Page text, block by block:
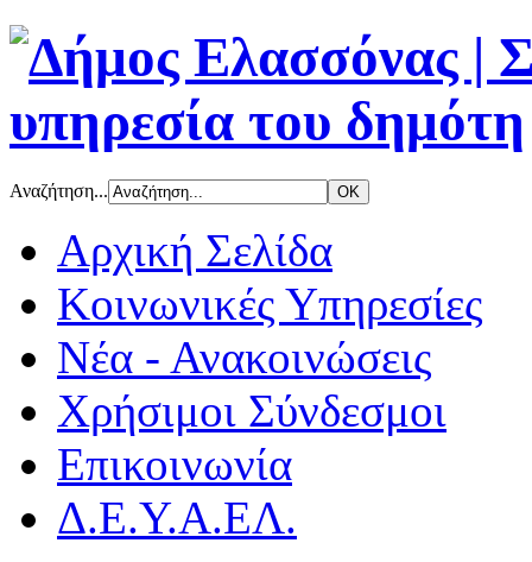
Αναζήτηση...
Αρχική Σελίδα
Κοινωνικές Υπηρεσίες
Νέα - Ανακοινώσεις
Χρήσιμοι Σύνδεσμοι
Επικοινωνία
Δ.Ε.Υ.Α.ΕΛ.